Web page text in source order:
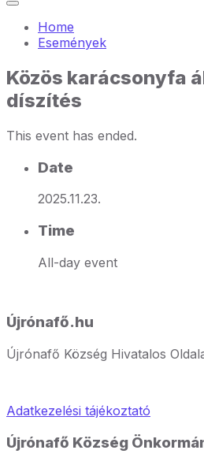
Home
Események
Közös karácsonyfa
díszítés
This event has ended.
Date
2025.11.23.
Time
All-day event
Újrónafő.hu
Újrónafő Község Hivatalos
Adatkezelési tájékoztató
Újrónafő Község